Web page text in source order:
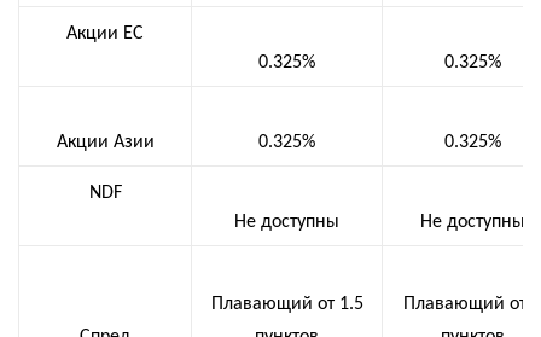
Акции ЕС
0.325%
0.325%
Акции Азии 0.325% 0.325%
NDF
Не доступны
Не доступны
Плавающий от 1.5
Плавающий от 0